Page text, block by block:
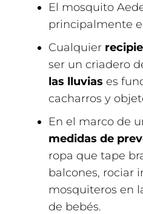
El mosquito
principalmente
Cualquier
ser un criadero
las lluvias es
cacharros y
En el marco de
medidas de
ropa que tape
balcones, rociar
mosquiteros en
de bebés.